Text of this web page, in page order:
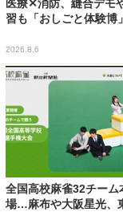
医療✕消防、縫合デモ
習も「おしごと体験博
2026.8.6
全国高校麻雀32チーム
場…麻布や大阪星光、